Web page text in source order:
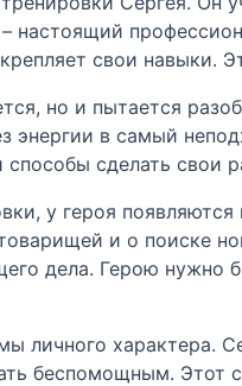
настоящий
свои навыки.
но и пытается
энергии в самый
способы сделать
у героя
и о поиске
дела. Герою нужно
личного характера.
беспомощным. Этот